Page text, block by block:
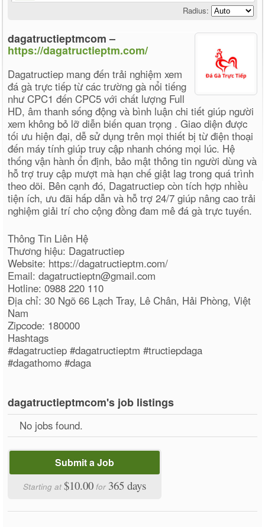
Radius:
dagatructieptmcom –
https://dagatructieptm.com/
Dagatructiep mang đến trải nghiệm xem
đá gà trực tiếp từ các trường gà nổi tiếng
như CPC1 đến CPC5 với chất lượng Full
HD, âm thanh sống động và bình luận chi tiết giúp người
xem không bỏ lỡ diễn biến quan trọng . Giao diện được
tối ưu hiện đại, dễ sử dụng trên mọi thiết bị từ điện thoại
đến máy tính giúp truy cập nhanh chóng mọi lúc. Hệ
thống vận hành ổn định, bảo mật thông tin người dùng và
hỗ trợ truy cập mượt mà hạn chế giật lag trong quá trình
theo dõi. Bên cạnh đó, Dagatructiep còn tích hợp nhiều
tiện ích, ưu đãi hấp dẫn và hỗ trợ 24/7 giúp nâng cao trải
nghiệm giải trí cho cộng đồng đam mê đá gà trực tuyến.
Thông Tin Liên Hệ
Thương hiệu: Dagatructiep
Website: https://dagatructieptm.com/
Email: dagatructieptn@gmail.com
Hotline: 0988 220 110
Địa chỉ: 30 Ngõ 66 Lạch Tray, Lê Chân, Hải Phòng, Việt
Nam
Zipcode: 180000
Hashtags
#dagatructiep #dagatructieptm #tructiepdaga
#dagathomo #daga
dagatructieptmcom's job listings
No jobs found.
Submit a Job
Starting at$10.00 for 365 days